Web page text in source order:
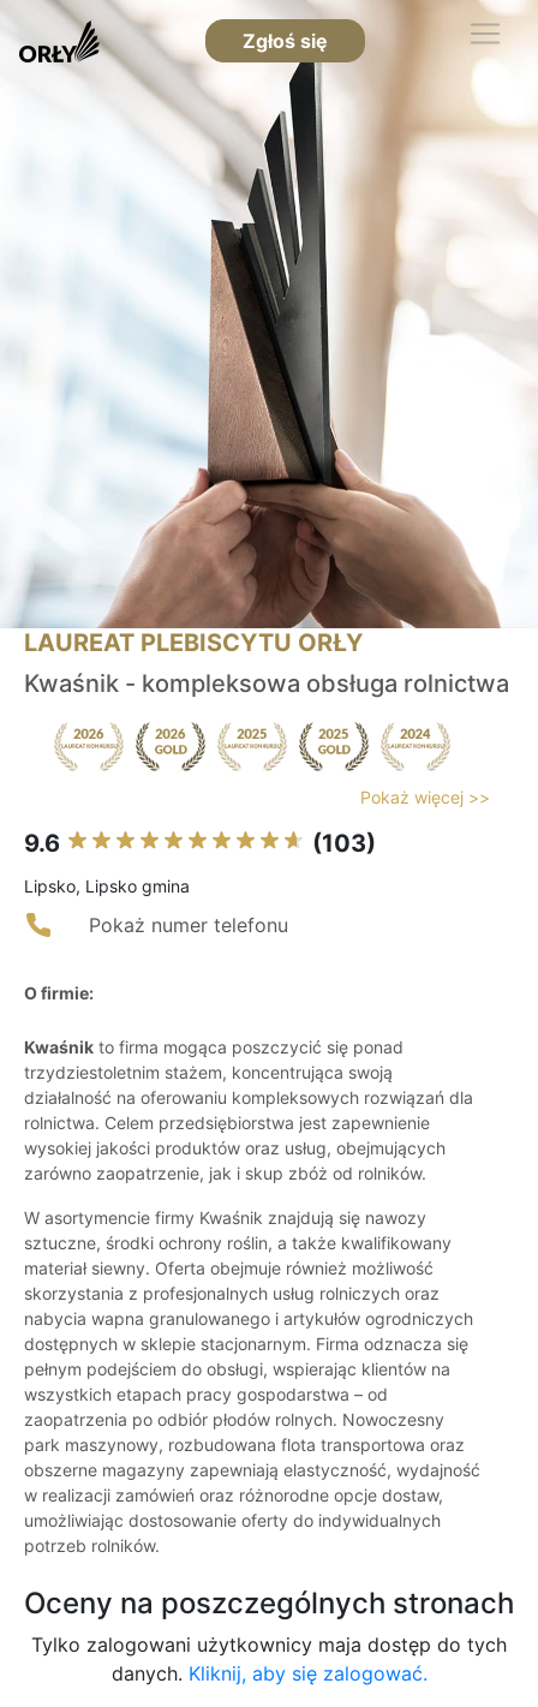
Zgłoś się
LAUREAT PLEBISCYTU ORŁY
Kwaśnik - kompleksowa obsługa rolnictwa
Pokaż więcej >>
9.6 (103)
Lipsko, Lipsko gmina
Pokaż numer telefonu
O firmie:
Kwaśnik to firma mogąca poszczycić się ponad
trzydziestoletnim stażem, koncentrująca swoją
działalność na oferowaniu kompleksowych rozwiązań dla
rolnictwa. Celem przedsiębiorstwa jest zapewnienie
wysokiej jakości produktów oraz usług, obejmujących
zarówno zaopatrzenie, jak i skup zbóż od rolników.
W asortymencie firmy Kwaśnik znajdują się nawozy
sztuczne, środki ochrony roślin, a także kwalifikowany
materiał siewny. Oferta obejmuje również możliwość
skorzystania z profesjonalnych usług rolniczych oraz
nabycia wapna granulowanego i artykułów ogrodniczych
dostępnych w sklepie stacjonarnym. Firma odznacza się
pełnym podejściem do obsługi, wspierając klientów na
wszystkich etapach pracy gospodarstwa – od
zaopatrzenia po odbiór płodów rolnych. Nowoczesny
park maszynowy, rozbudowana flota transportowa oraz
obszerne magazyny zapewniają elastyczność, wydajność
w realizacji zamówień oraz różnorodne opcje dostaw,
umożliwiając dostosowanie oferty do indywidualnych
potrzeb rolników.
Oceny na poszczególnych stronach
Tylko zalogowani użytkownicy maja dostęp do tych
danych. Kliknij, aby się zalogować.